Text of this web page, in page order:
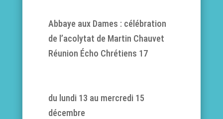
Abbaye aux Dames : célébration
de l’acolytat de Martin Chauvet
Réunion Écho Chrétiens 17
du lundi 13 au mercredi 15
décembre